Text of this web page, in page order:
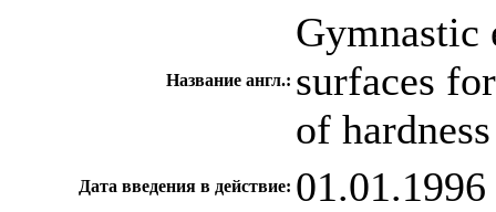
Название англ.:
Gymnastic
surfaces
of
Дата введения в действие: 01.01.1996